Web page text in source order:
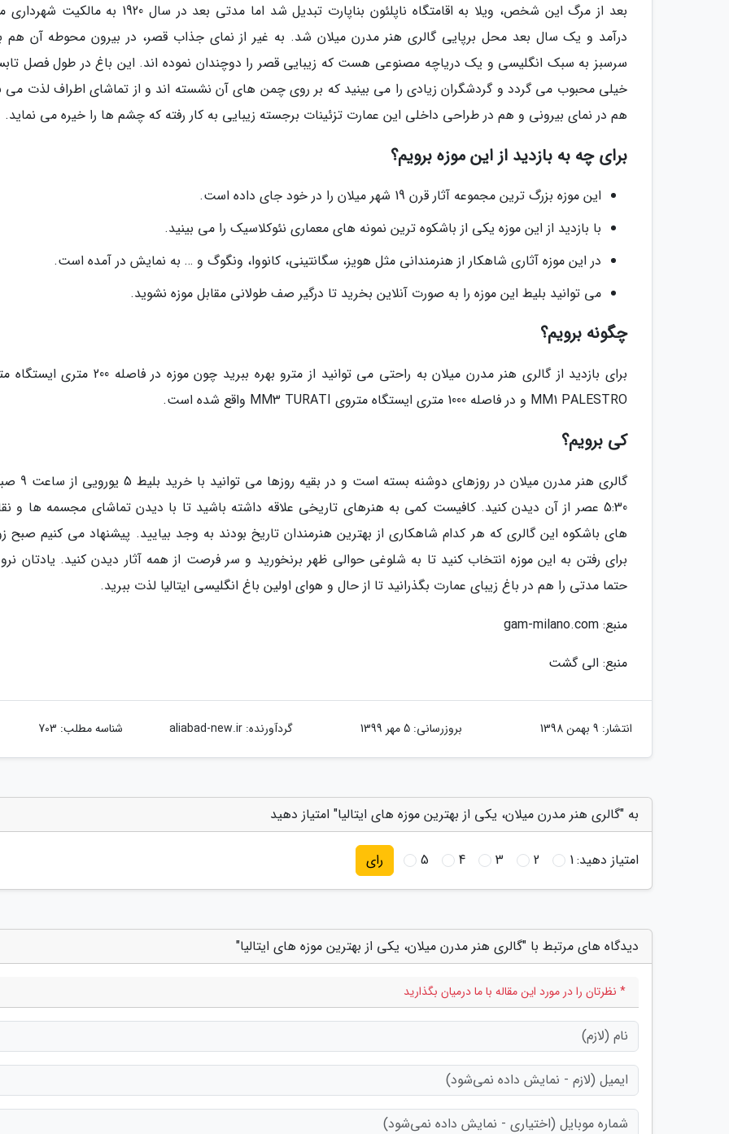
بعد از مرگ این شخص، ویلا به اقامتگاه ناپلئون بناپارت تبدیل شد اما مدتی بعد در سال 1920 به
درآمد و یک سال بعد محل برپایی گالری هنر مدرن میلان شد. به غیر از نمای جذاب قصر، در بیرون محوطه آن هم
سرسبز به سبک انگلیسی و یک دریاچه مصنوعی هست که زیبایی قصر را دوچندان نموده اند. این باغ در طول فصل
خیلی محبوب می گردد و گردشگران زیادی را می بینید که بر روی چمن های آن نشسته اند و از تماشای اطراف لذت می
هم در نمای بیرونی و هم در طراحی داخلی این عمارت تزئینات برجسته زیبایی به کار رفته که چشم ها را خیره می نماید.
برای چه به بازدید از این موزه برویم؟
این موزه بزرگ ترین مجموعه آثار قرن 19 شهر میلان را در خود جای داده است.
با بازدید از این موزه یکی از باشکوه ترین نمونه های معماری نئوکلاسیک را می بینید.
در این موزه آثاری شاهکار از هنرمندانی مثل هویز، سگانتینی، کانووا، ونگوگ و … به نمایش در آمده است.
می توانید بلیط این موزه را به صورت آنلاین بخرید تا درگیر صف طولانی مقابل موزه نشوید.
چگونه برویم؟
برای بازدید از گالری هنر مدرن میلان به راحتی می توانید از مترو بهره ببرید چون موزه در
MM1 PALESTRO و در فاصله 1000 متری ایستگاه متروی MM3 TURATI واقع شده است.
کی برویم؟
گالری هنر مدرن میلان در روزهای
5:30 عصر از آن دیدن کنید. کافیست کمی به هنرهای تاریخی علاقه داشته باشید تا با دیدن تماشای مجسمه ها و
های باشکوه این گالری که هر کدام شاهکاری از بهترین هنرمندان تاریخ بودند به وجد بیایید. پیشنهاد می کنیم صبح
برای رفتن به این موزه انتخاب کنید تا به شلوغی حوالی ظهر برنخورید و سر فرصت از همه آثار دیدن کنید. یادتان
حتما مدتی را هم در باغ زیبای عمارت بگذرانید تا از حال و هوای اولین باغ انگلیسی ایتالیا لذت ببرید.
منبع: gam-milano.com
منبع: الی گشت
انتشار: 9 بهمن 1398 بروزرسانی: 5 مهر 1399 گردآورنده:aliabad-new.ir شناسه مطلب: 703
به "گالری هنر مدرن میلان، یکی از بهترین موزه های ایتالیا" امتیاز دهید
امتیاز دهید:1
2
3
4
5 رای
دیدگاه های مرتبط با "گالری هنر مدرن میلان، یکی از بهترین موزه های ایتالیا"
* نظرتان را در مورد این مقاله با ما درمیان بگذارید